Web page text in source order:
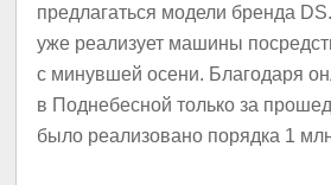
предлагаться модели бренда
уже реализует машины
с минувшей осени. Благодаря
в Поднебесной только за
было реализовано порядка 1